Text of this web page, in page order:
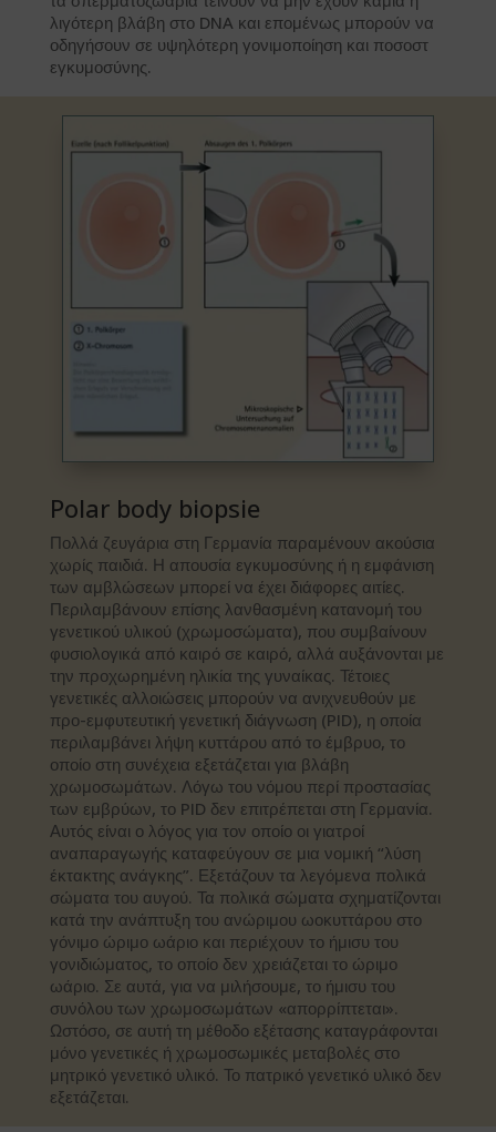
λιγότερη βλάβη στο DNA και επομένως μπορούν να
οδηγήσουν σε υψηλότερη γονιμοποίηση και ποσοστ
εγκυμοσύνης.
Polar body biopsie​
Πολλά ζευγάρια στη Γερμανία παραμένουν ακούσια
χωρίς παιδιά. Η απουσία εγκυμοσύνης ή η εμφάνιση
των αμβλώσεων μπορεί να έχει διάφορες αιτίες.
Περιλαμβάνουν επίσης λανθασμένη κατανομή του
γενετικού υλικού (χρωμοσώματα), που συμβαίνουν
φυσιολογικά από καιρό σε καιρό, αλλά αυξάνονται με
την προχωρημένη ηλικία της γυναίκας. Τέτοιες
γενετικές αλλοιώσεις μπορούν να ανιχνευθούν με
προ-εμφυτευτική γενετική διάγνωση (PID), η οποία
περιλαμβάνει λήψη κυττάρου από το έμβρυο, το
οποίο στη συνέχεια εξετάζεται για βλάβη
χρωμοσωμάτων. Λόγω του νόμου περί προστασίας
των εμβρύων, το PID δεν επιτρέπεται στη Γερμανία.
Αυτός είναι ο λόγος για τον οποίο οι γιατροί
αναπαραγωγής καταφεύγουν σε μια νομική “λύση
έκτακτης ανάγκης”. Εξετάζουν τα λεγόμενα πολικά
σώματα του αυγού. Τα πολικά σώματα σχηματίζονται
κατά την ανάπτυξη του ανώριμου ωοκυττάρου στο
γόνιμο ώριμο ωάριο και περιέχουν το ήμισυ του
γονιδιώματος, το οποίο δεν χρειάζεται το ώριμο
ωάριο. Σε αυτά, για να μιλήσουμε, το ήμισυ του
συνόλου των χρωμοσωμάτων «απορρίπτεται».
Ωστόσο, σε αυτή τη μέθοδο εξέτασης καταγράφονται
μόνο γενετικές ή χρωμοσωμικές μεταβολές στο
μητρικό γενετικό υλικό. Το πατρικό γενετικό υλικό δεν
εξετάζεται.